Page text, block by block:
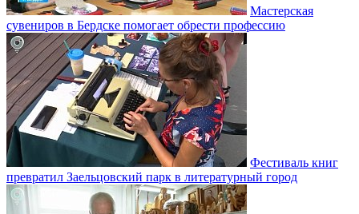
Мастерская
сувениров в Бердске помогает обрести профессию
Фестиваль книг
превратил Заельцовский парк в литературный город